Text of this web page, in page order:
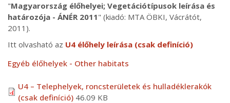
"Magyarország élőhelyei; Vegetációtípusok leírása és
határozója - ÁNÉR 2011" (kiadó: MTA ÖBKI, Vácrátót,
2011).
Itt olvasható az U4 élőhely leírása (csak definíció)
Egyéb élőhelyek - Other habitats
U4 – Telephelyek, roncsterületek és hulladéklerakók
(csak definíció) 46.09 KB